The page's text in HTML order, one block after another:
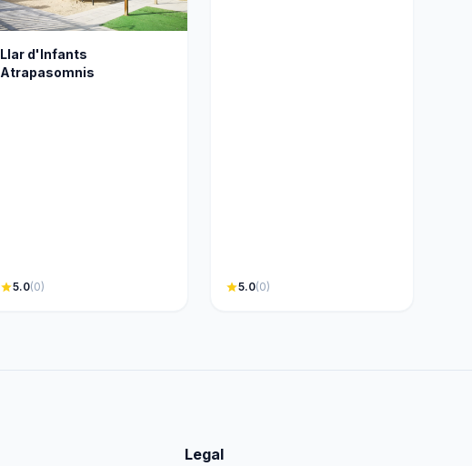
Llar d'Infants
Atrapasomnis
star5.0(0) star5.0(0)
Legal